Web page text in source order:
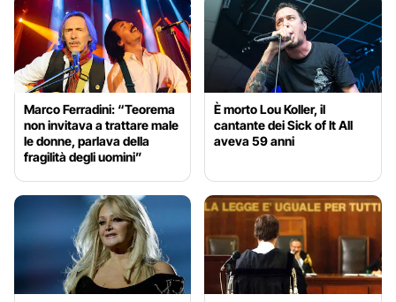
Marco Ferradini: “Teorema
non invitava a trattare male
le donne, parlava della
fragilità degli uomini”
È morto Lou Koller, il
cantante dei Sick of It All
aveva 59 anni